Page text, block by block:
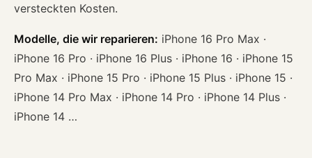
versteckten Kosten.
Modelle, die wir reparieren: iPhone 16 Pro Max ·
iPhone 16 Pro · iPhone 16 Plus · iPhone 16 · iPhone 15
Pro Max · iPhone 15 Pro · iPhone 15 Plus · iPhone 15 ·
iPhone 14 Pro Max · iPhone 14 Pro · iPhone 14 Plus ·
iPhone 14 …